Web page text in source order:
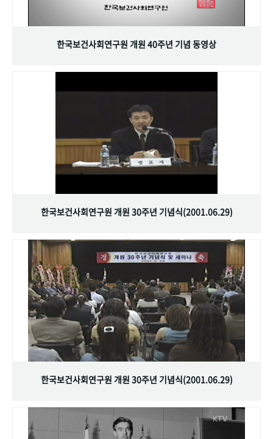
한국보건사회연구원 개원 40주년 기념 동영상
한국보건사회연구원 개원 30주년 기념식(2001.06.29)
한국보건사회연구원 개원 30주년 기념식(2001.06.29)